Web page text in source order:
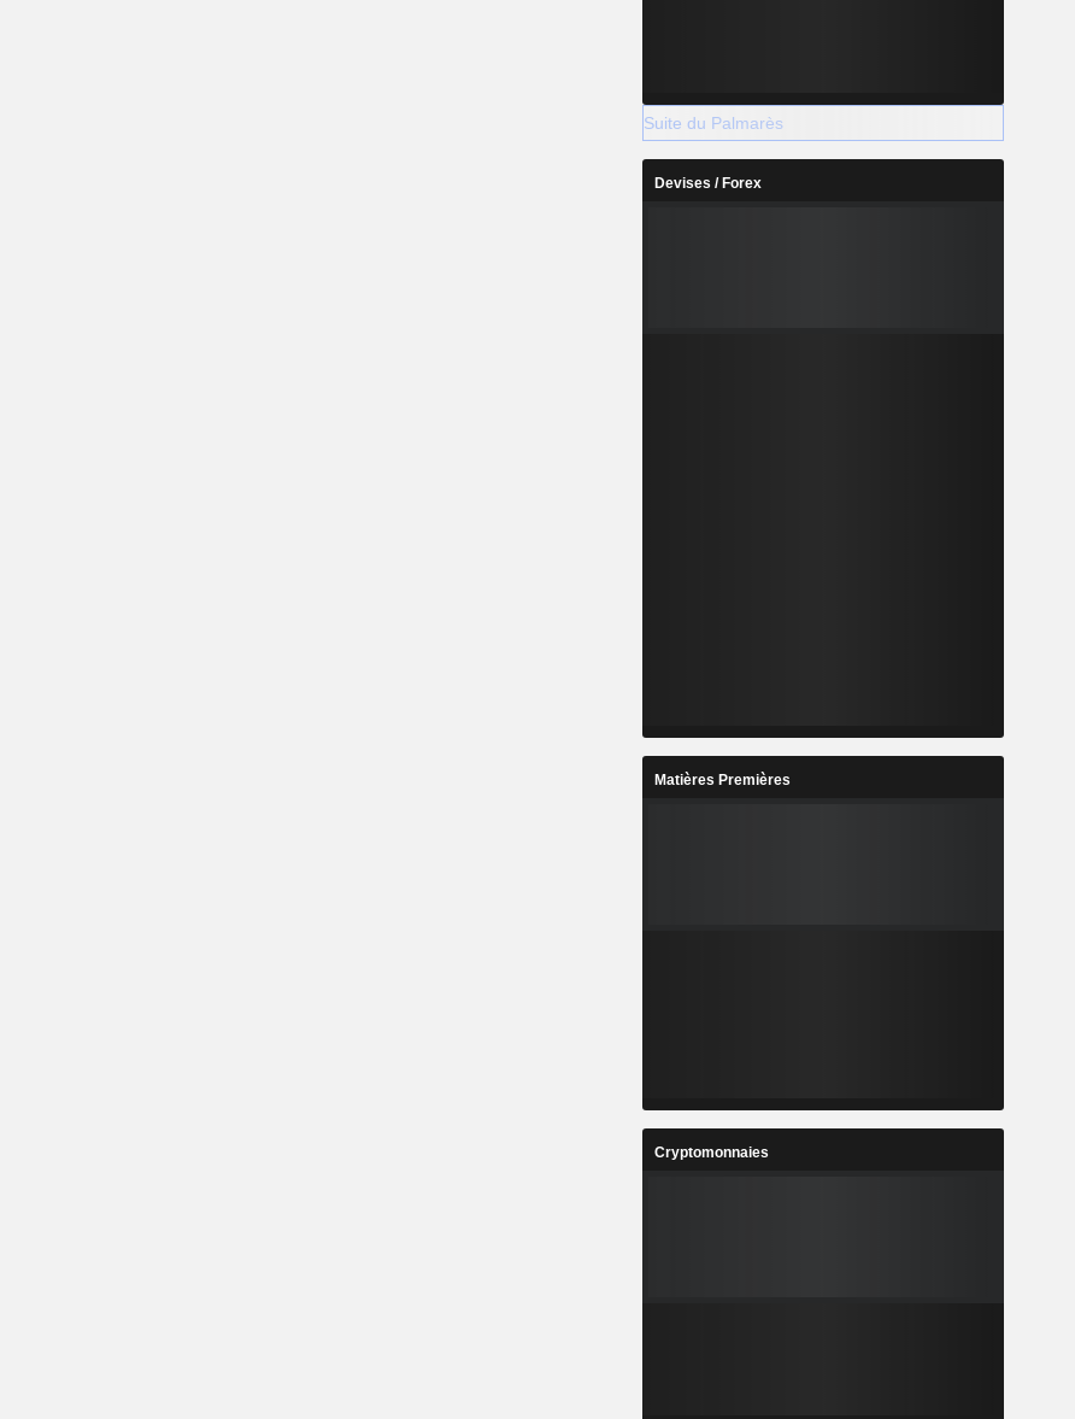
Suite du Palmarès
Devises / Forex
Matières Premières
Cryptomonnaies